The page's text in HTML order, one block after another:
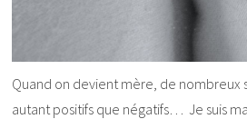
Quand on devient mère, de nombreux
autant positifs que négatifs… Je suis